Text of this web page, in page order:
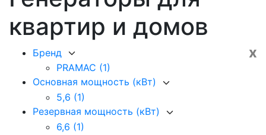
квартир и домов
x
Бренд
PRAMAC (1)
Основная мощность (кВт)
5,6 (1)
Резервная мощность (кВт)
6,6 (1)